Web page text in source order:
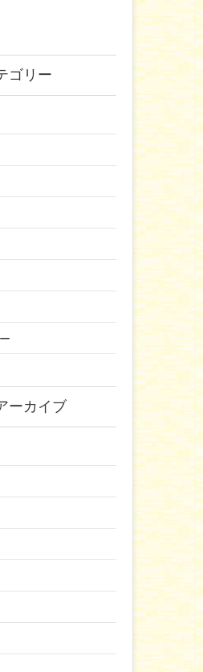
ゴリー
ーカイブ